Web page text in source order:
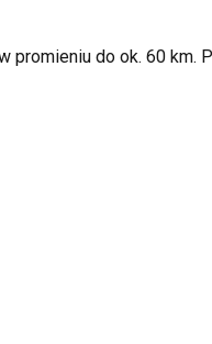
do ok. 60 km.